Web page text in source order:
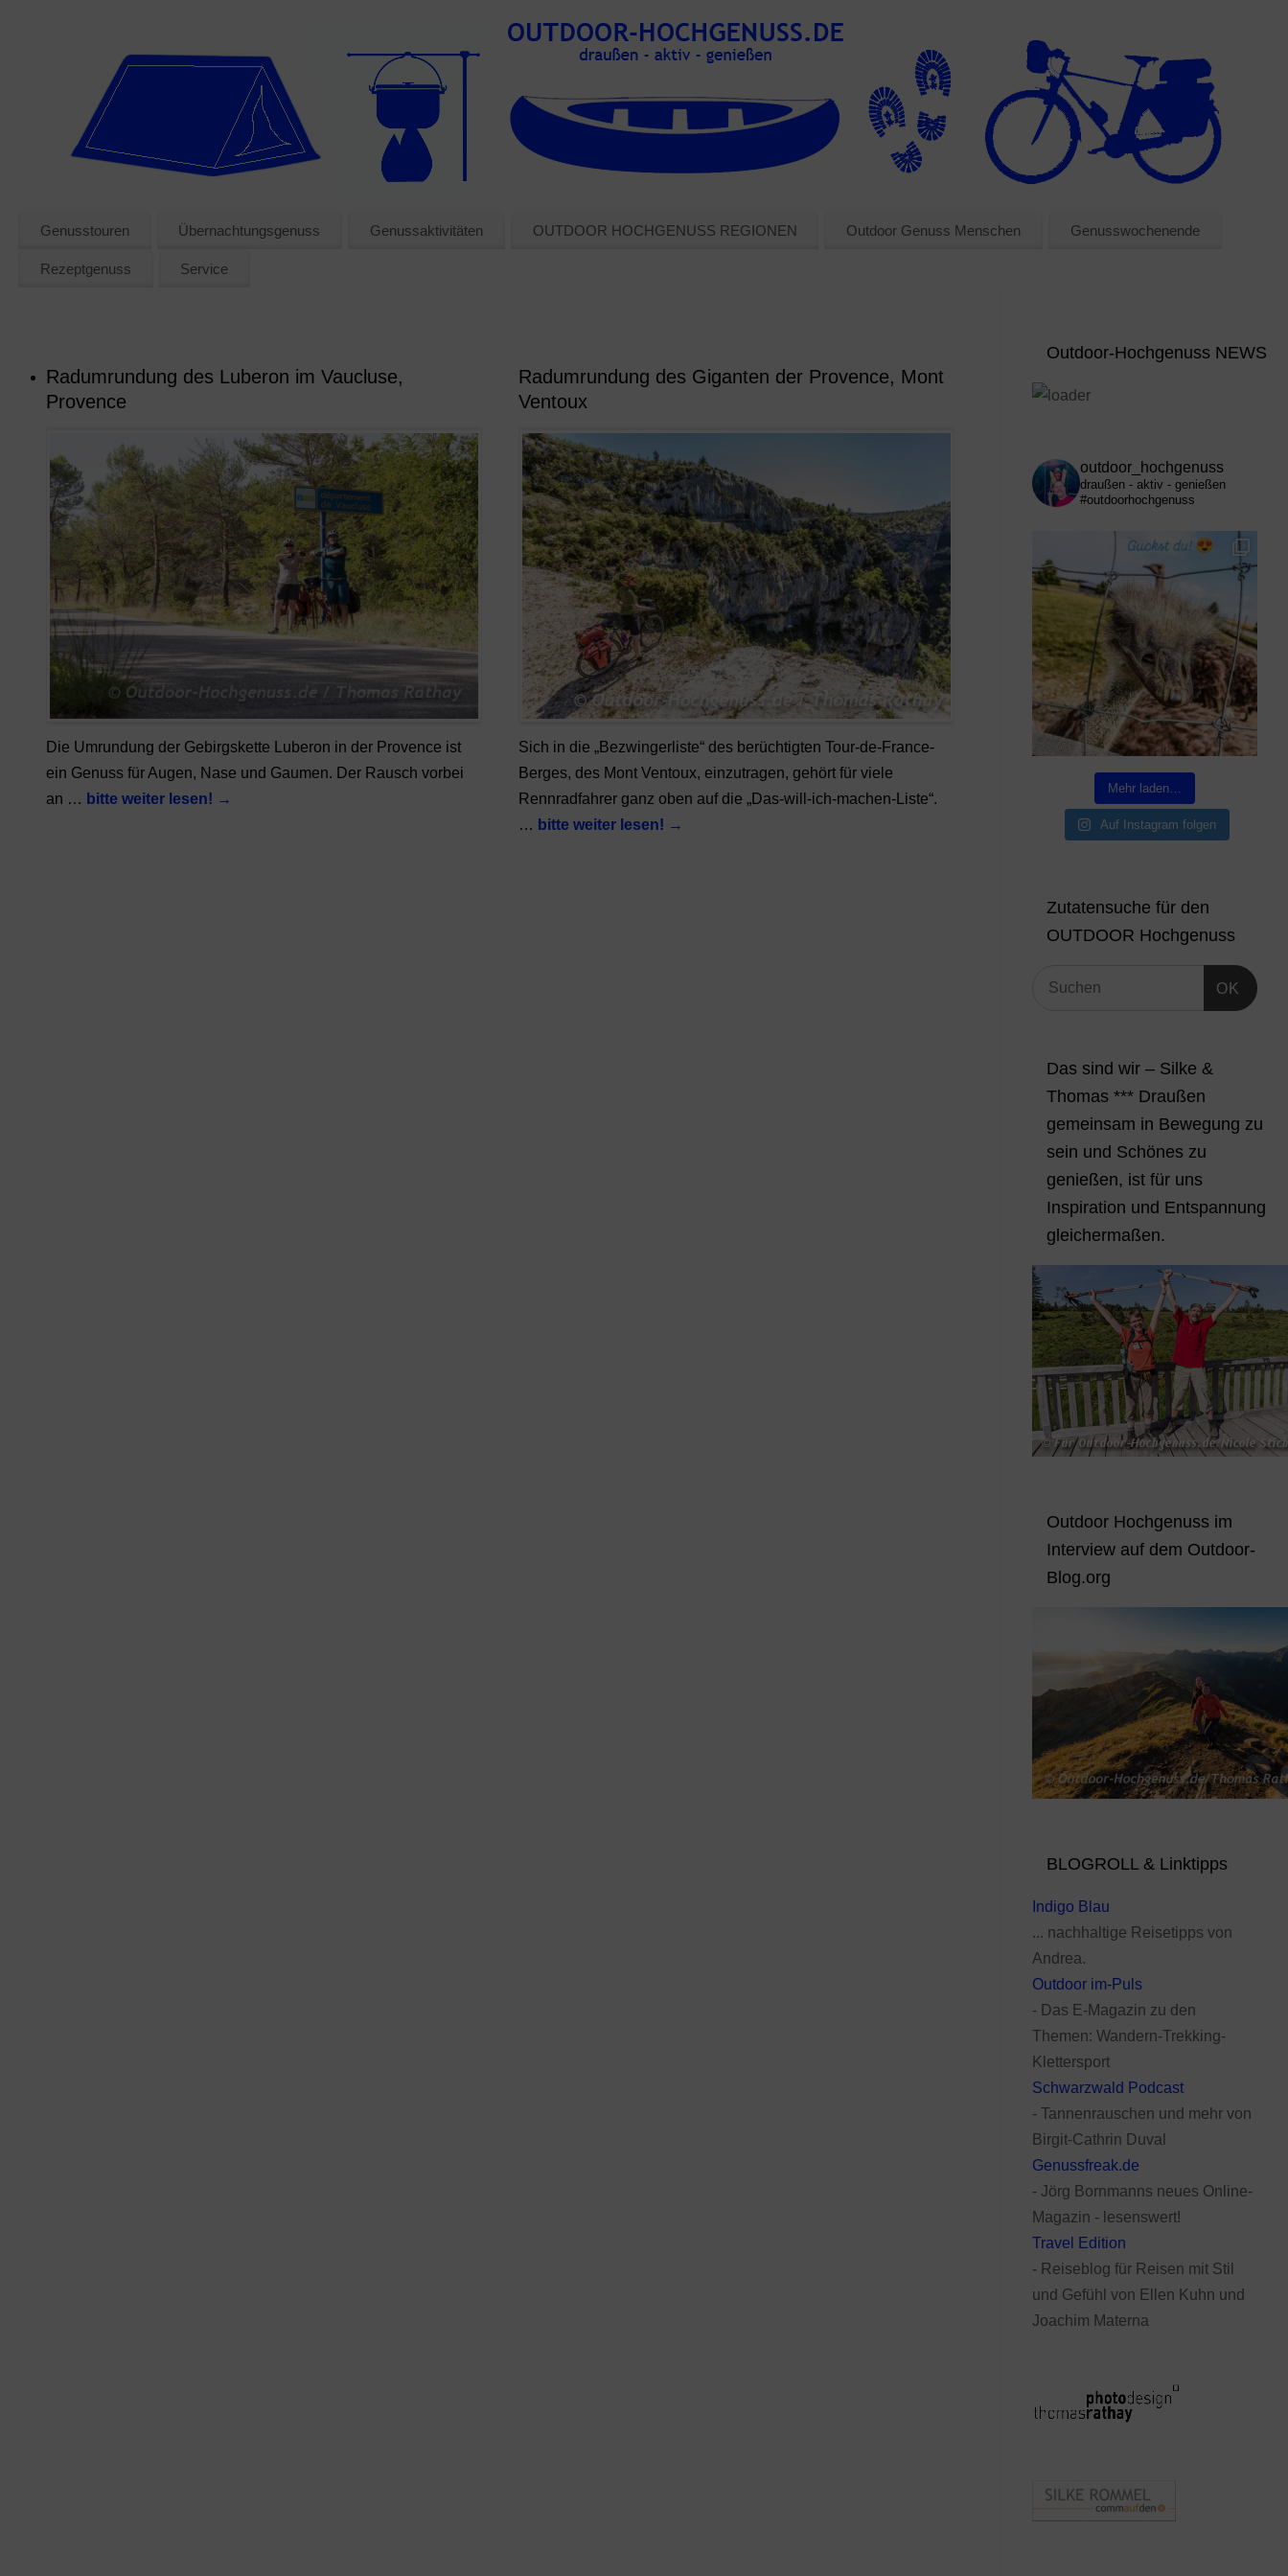
Genusstouren Übernachtungsgenuss Genussaktivitäten OUTDOOR HOCHGENUSS REGIONEN Outdoor Genuss Menschen Genusswochenende
Rezeptgenuss Service
Radumrundung des Luberon im Vaucluse,
Provence
Die Umrundung der Gebirgskette Luberon in der Provence ist
ein Genuss für Augen, Nase und Gaumen. Der Rausch vorbei
an … bitte weiter lesen! →
Radumrundung des Giganten der Provence, Mont
Ventoux
Sich in die „Bezwingerliste“ des berüchtigten Tour-de-France-
Berges, des Mont Ventoux, einzutragen, gehört für viele
Rennradfahrer ganz oben auf die „Das-will-ich-machen-Liste“.
… bitte weiter lesen! →
Outdoor-Hochgenuss NEWS
outdoor_hochgenuss
draußen - aktiv - genießen
#outdoorhochgenuss
Mehr laden…
Auf Instagram folgen
Zutatensuche für den
OUTDOOR Hochgenuss
OK
Das sind wir – Silke &
Thomas *** Draußen
gemeinsam in Bewegung zu
sein und Schönes zu
genießen, ist für uns
Inspiration und Entspannung
gleichermaßen.
Outdoor Hochgenuss im
Interview auf dem Outdoor-
Blog.org
BLOGROLL & Linktipps
Indigo Blau
... nachhaltige Reisetipps von
Andrea.
Outdoor im-Puls
- Das E-Magazin zu den
Themen: Wandern-Trekking-
Klettersport
Schwarzwald Podcast
- Tannenrauschen und mehr von
Birgit-Cathrin Duval
Genussfreak.de
- Jörg Bornmanns neues Online-
Magazin - lesenswert!
Travel Edition
- Reiseblog für Reisen mit Stil
und Gefühl von Ellen Kuhn und
Joachim Materna